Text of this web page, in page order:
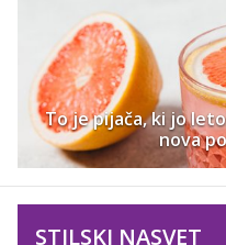
To je pijača, ki jo
nova
STILSKI NASVET